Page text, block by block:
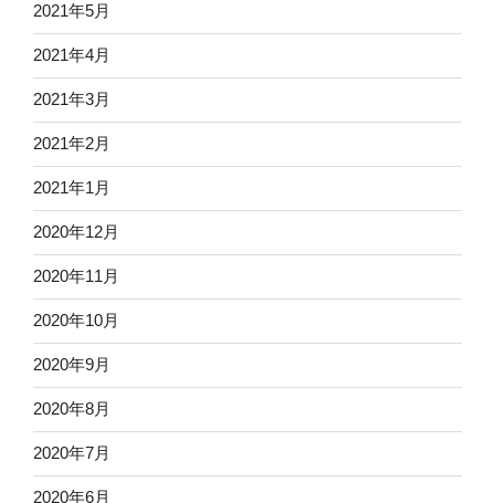
2021年5月
2021年4月
2021年3月
2021年2月
2021年1月
2020年12月
2020年11月
2020年10月
2020年9月
2020年8月
2020年7月
2020年6月